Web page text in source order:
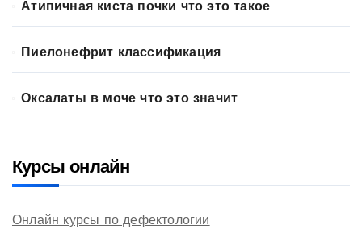
Атипичная киста почки что это такое
Пиелонефрит классификация
Оксалаты в моче что это значит
Курсы онлайн
Онлайн курсы по дефектологии